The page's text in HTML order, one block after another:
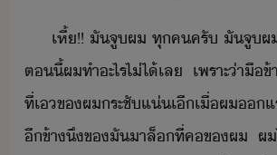
เหี้​!​!​ ​ั​จู​ผ​ ​ทุค​ครั​ ​ั​จู​ผ
ตี้​ผ​ทำ​ะไร​ไ่ไ้​เล​ ​ ​เพราะ่า​ื​
ที่​เ​ข​ผ​ระชั​แ่​เี​เื่​ผ
ี​ข้า​ึ​ข​ั​า​ล็​ที่​ค​ข​ผ​ ​ผ​